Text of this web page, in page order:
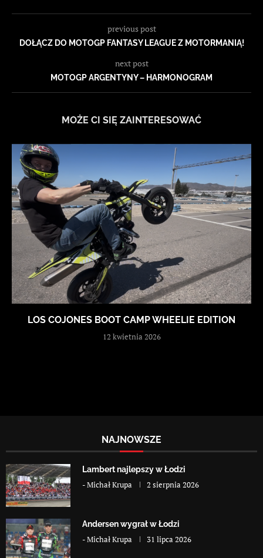
previous post
DOŁĄCZ DO MOTOGP FANTASY LEAGUE Z MOTORMANIĄ!
next post
MOTOGP ARGENTYNY – HARMONOGRAM
MOŻE CI SIĘ ZAINTERESOWAĆ
LOS COJONES BOOT CAMP WHEELIE EDITION
12 kwietnia 2026
NAJNOWSZE
Lambert najlepszy w Łodzi
-Michał Krupa 2 sierpnia 2026
Andersen wygrał w Łodzi
-Michał Krupa 31 lipca 2026